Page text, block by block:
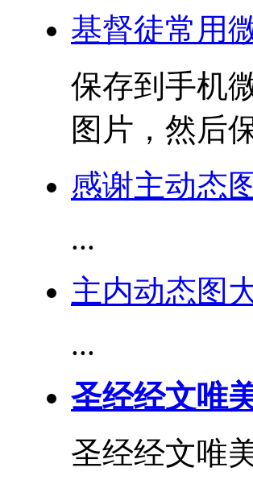
基督徒常用
保存到手机
图片，然后
感谢主动态
...
主内动态图
...
圣经经文唯
圣经经文唯